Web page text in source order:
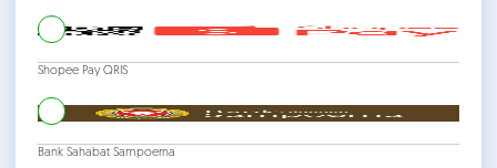
Shopee Pay QRIS
Bank Sahabat Sampoerna